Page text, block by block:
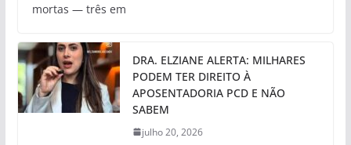
mortas — três em
DRA. ELZIANE ALERTA: MILHARES
PODEM TER DIREITO À
APOSENTADORIA PCD E NÃO
SABEM
julho 20, 2026